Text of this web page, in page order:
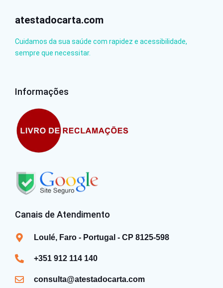
atestadocarta.com
Cuidamos da sua saúde com rapidez e acessibilidade,
sempre que necessitar.
Informações
Canais de Atendimento
Loulé, Faro - Portugal - CP 8125-598
+351 912 114 140
consulta@atestadocarta.com